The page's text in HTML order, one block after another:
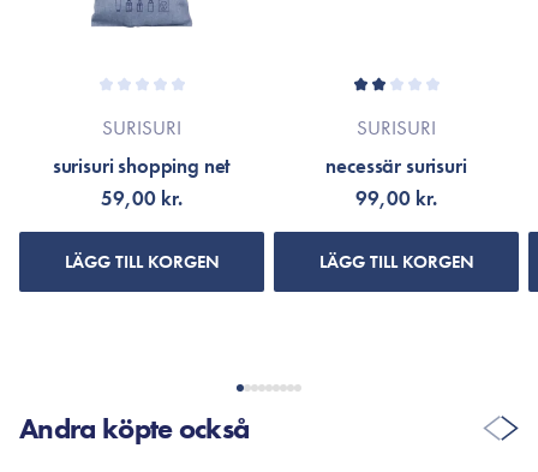
SURISURI
surisuri shopping net
59,00 kr.
LÄGG TILL KORGEN
SURISURI
necessär surisuri
99,00 kr.
LÄGG TILL KORGEN
Andra köpte också